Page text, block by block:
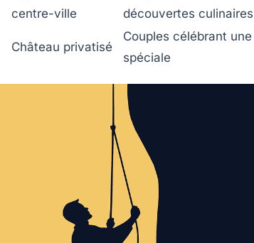
centre-ville
découvertes culinaires
Château privatisé
Couples célébrant
spéciale